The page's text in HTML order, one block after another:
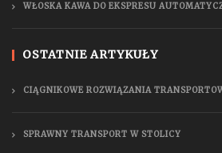
WŁOSKA KAWA DO EKSPRESU
OSTATNIE ARTYKUŁY
CIĄGNIKOWE ROZWIĄZANIA
SPRAWNY TRANSPORT W STOLICY